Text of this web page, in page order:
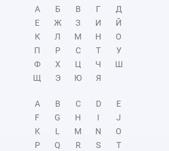
А Б В Г
Д
Е
Ж З И
Й
К
Л М Н
О
П
Р С Т
У
Ф
Х Ц Ч
Ш
Щ
Э Ю Я
A B C D
E
F
G H I
J
K
L M N
O
P
Q R S
T